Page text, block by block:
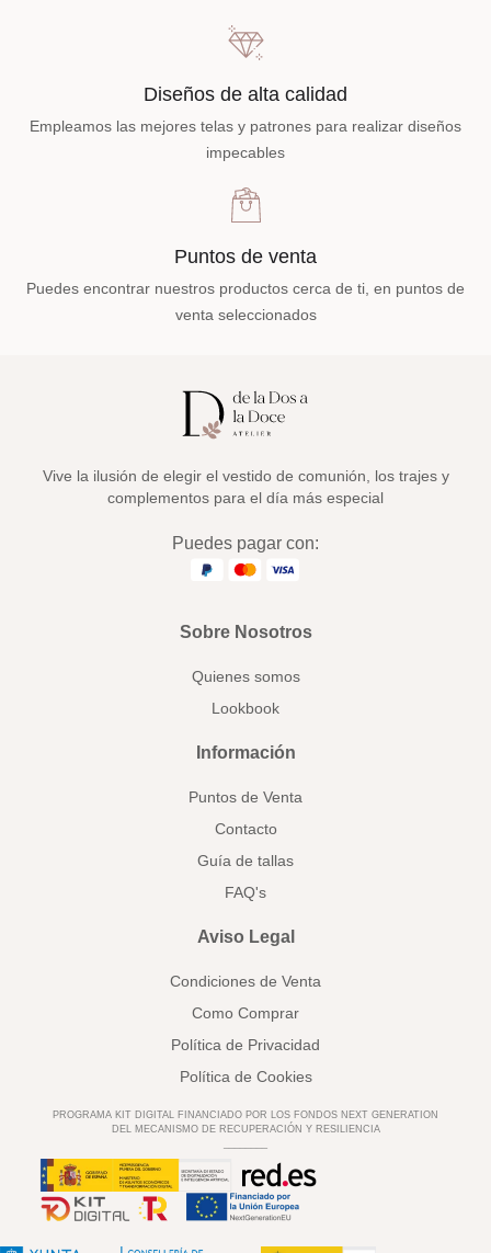
Diseños de alta calidad
Empleamos las mejores telas y patrones para realizar diseños
impecables
Puntos de venta
Puedes encontrar nuestros productos cerca de ti, en puntos de
venta seleccionados
Vive la ilusión de elegir el vestido de comunión, los trajes y
complementos para el día más especial
Puedes pagar con:
Sobre Nosotros
Quienes somos
Lookbook
Información
Puntos de Venta
Contacto
Guía de tallas
FAQ's
Aviso Legal
Condiciones de Venta
Como Comprar
Política de Privacidad
Política de Cookies
PROGRAMA KIT DIGITAL FINANCIADO POR LOS FONDOS NEXT GENERATION
DEL MECANISMO DE RECUPERACIÓN Y RESILIENCIA